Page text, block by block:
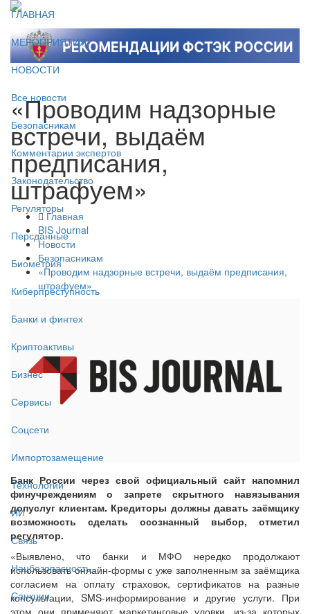
ГЛАВНАЯ
МЕРОПРИЯТИЯ
НОВОСТИ
Все новости
Безопасникам
Комментарии экспертов
Законодательство
Регуляторы
Персданные
Биометрия
Киберпреступность
Банки и финтех
Криптоактивы
Бизнес
Сервисы
Соцсети
Импортозамещение
Технологии
ИИ
Связь
Нацбезопасность
Санкции
«Проводим надзорные
встречи, выдаём
предписания,
штрафуем»
Главная
BIS Journal
Новости
Безопасникам
«Проводим надзорные встречи, выдаём предписания,
штрафуем»
Банк России через свой официальный сайт напомнил
финучреждениям о запрете скрытного навязывания
допуслуг клиентам. Кредиторы должны давать заёмщику
возможность сделать осознанный выбор, отметил
регулятор.
«Выявлено, что банки и МФО нередко продолжают
использовать онлайн-формы с уже заполненным за заёмщика
согласием на оплату страховок, сертификатов на разные
консультации, SMS-информирование и другие услуги. При
этом они применяют маркетинговые уловки, из-за которых